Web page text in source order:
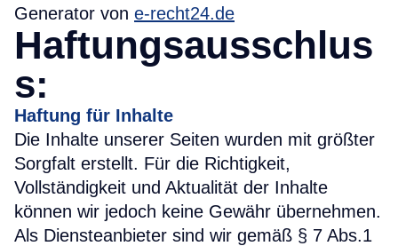
Generator von e-recht24.de
Haftungsausschlus
s:
Haftung für Inhalte
Die Inhalte unserer Seiten wurden mit größter
Sorgfalt erstellt. Für die Richtigkeit,
Vollständigkeit und Aktualität der Inhalte
können wir jedoch keine Gewähr übernehmen.
Als Diensteanbieter sind wir gemäß § 7 Abs.1